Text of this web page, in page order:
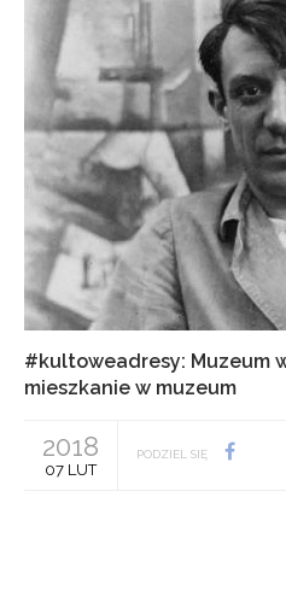
#kultoweadresy: Muzeum
mieszkanie w muzeum
2018
07 LUT
PODZIEL SIĘ